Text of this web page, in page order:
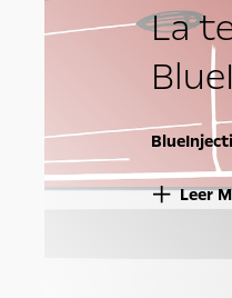
La
Leer